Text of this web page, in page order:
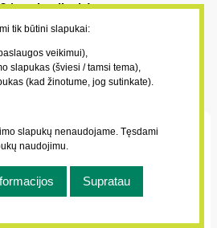
/ penktadienis)
Mikalauskai?“; Avarija Varėnoje:
su vaikais; Pasieniečiams
ryšuliais apsikarstę varėniškiai
tik būtini slapukai:
veikimui),
slapukas (šviesi / tamsi tema),
(kad žinotume, jog sutinkate).
slapukų nenaudojame. Tęsdami
naudojimu.
Supratau